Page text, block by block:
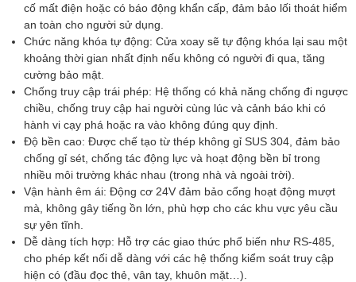
cố mất điện hoặc có báo động khẩn cấp, đảm bảo lối thoát hiểm
an toàn cho người sử dụng.
Chức năng khóa tự động: Cửa xoay sẽ tự động khóa lại sau một
khoảng thời gian nhất định nếu không có người đi qua, tăng
cường bảo mật.
Chống truy cập trái phép: Hệ thống có khả năng chống đi ngược
chiều, chống truy cập hai người cùng lúc và cảnh báo khi có
hành vi cạy phá hoặc ra vào không đúng quy định.
Độ bền cao: Được chế tạo từ thép không gỉ SUS 304, đảm bảo
chống gỉ sét, chống tác động lực và hoạt động bền bỉ trong
nhiều môi trường khác nhau (trong nhà và ngoài trời).
Vận hành êm ái: Động cơ 24V đảm bảo cổng hoạt động mượt
mà, không gây tiếng ồn lớn, phù hợp cho các khu vực yêu cầu
sự yên tĩnh.
Dễ dàng tích hợp: Hỗ trợ các giao thức phổ biến như RS-485,
cho phép kết nối dễ dàng với các hệ thống kiểm soát truy cập
hiện có (đầu đọc thẻ, vân tay, khuôn mặt…).
Kích thước 1200 x 280 x 980mm
Tiêu chi bảo vệ IP43